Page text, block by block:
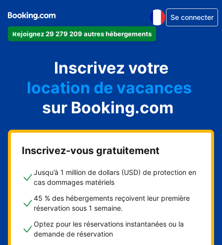
Rejoignez 29 279 209 autres hébergements
Se connecter
Inscrivez votre
appartement
hôtel
location de vacances
auberge de jeunesse
chambre d'hôtes
sur Booking.com
Inscrivez-vous gratuitement
Jusqu’à 1 million de dollars (USD) de protection en
cas dommages matériels
45 % des hébergements reçoivent leur première
réservation sous 1 semaine.
Optez pour les réservations instantanées ou la
demande de réservation